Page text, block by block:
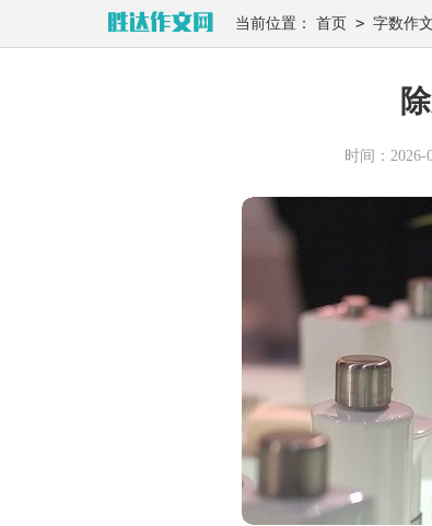
当前位置： 首页 > 字数作文
时间：2026-